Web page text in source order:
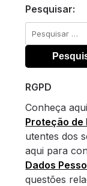
Pesquisar:
Pesquisar
por:
RGPD
Conheça
Proteção de
utentes dos
aqui para
Dados
questões